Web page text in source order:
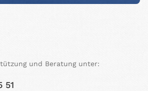
und Beratung unter:
51